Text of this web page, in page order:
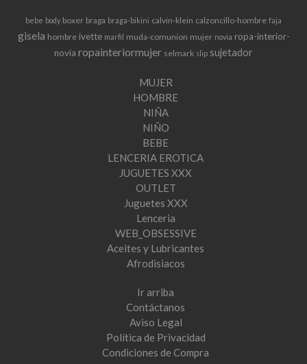
bebe body boxer braga braga-bikini calvin-klein calzoncillo-hombre faja
gisela hombre ivette marfil muda-comunion mujer novia ropa-interior-
novia ropainteriormujer selmark slip sujetador
MUJER
HOMBRE
NIÑA
NIÑO
BEBE
LENCERIA EROTICA
JUGUETES XXX
OUTLET
Juguetes XXX
Lenceria
WEB_OBSESSIVE
Aceites y Lubricantes
Afrodisiacos
Ir arriba
Contáctanos
Aviso Legal
Política de Privacidad
Condiciones de Compra